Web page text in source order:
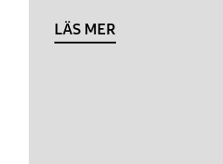
LÄS MER